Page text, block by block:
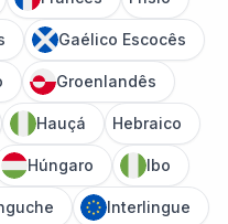
Gaélico Escocês
Groenlandês
Hauçá Hebraico
Húngaro Ibo
Interlingue